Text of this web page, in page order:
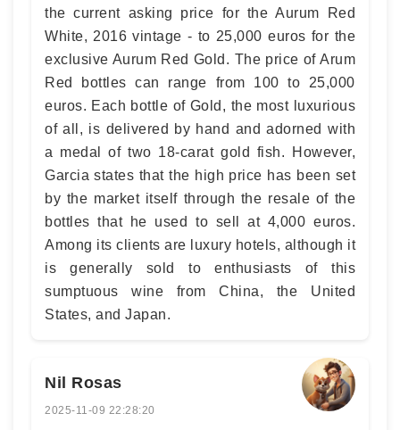
the current asking price for the Aurum Red
White, 2016 vintage - to 25,000 euros for the
exclusive Aurum Red Gold. The price of Arum
Red bottles can range from 100 to 25,000
euros. Each bottle of Gold, the most luxurious
of all, is delivered by hand and adorned with
a medal of two 18-carat gold fish. However,
Garcia states that the high price has been set
by the market itself through the resale of the
bottles that he used to sell at 4,000 euros.
Among its clients are luxury hotels, although it
is generally sold to enthusiasts of this
sumptuous wine from China, the United
States, and Japan.
Nil Rosas
2025-11-09 22:28:20